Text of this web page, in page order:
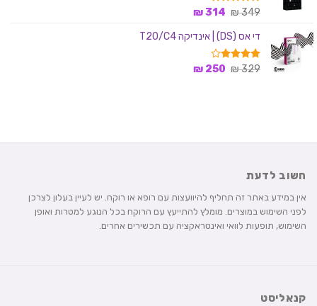
דורג5.00 349
₪ המחיר
היה:
349 ₪.
314
₪המחיר
הוא:
די אס (DS) | אינדיקה T20/C4
דורג4.00 329
₪ המחיר
250
₪המחיר
חשוב לדעת
אין במידע באתר זה תחליף להיוועצות עם רופא או רוקח. יש לעיין בעלון לצרכן
לפני השימוש במוצרים. מומלץ להתייעץ עם הרוקח בכל הנוגע למטרות ואופן
השימוש, תופעות לוואי ואינטראקציה עם תכשירים אחרים.
קנאליסט